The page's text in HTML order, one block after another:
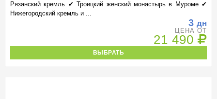
Рязанский кремль ✔ Троицкий женский монастырь в Муроме ✔
Нижегородский кремль и ...
3 дн
ЦЕНА ОТ
21 490
ВЫБРАТЬ